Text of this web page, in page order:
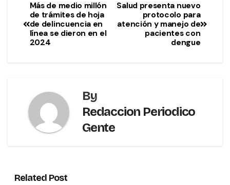
Salud presenta nuevo
protocolo para
atención y manejo de
pacientes con
dengue
Más de medio millón
de trámites de hoja
de delincuencia en
línea se dieron en el
2024
By
Redaccion Periodico
Gente
Related Post